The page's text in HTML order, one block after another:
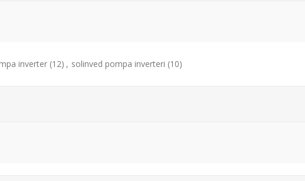
inverter (12) , solinved pompa inverteri (10)